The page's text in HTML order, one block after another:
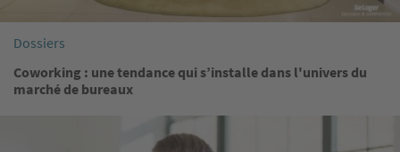
Dossiers
Coworking : une tendance qui s’installe dans l'univers du
marché de bureaux